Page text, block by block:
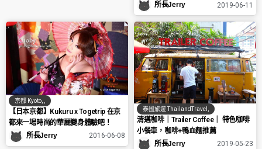
所長Jerry
2019-06-11
京都 Kyoto
【日本京都】Kukuru x Togetrip 在京
都來一場時尚的華麗變身體驗吧！
所長Jerry
2016-06-08
泰國旅遊 ThailandTravel
清邁咖啡｜Trailer Coffee｜ 特色咖啡
小餐車，咖啡+鴨血麵推薦
所長Jerry
2019-05-23